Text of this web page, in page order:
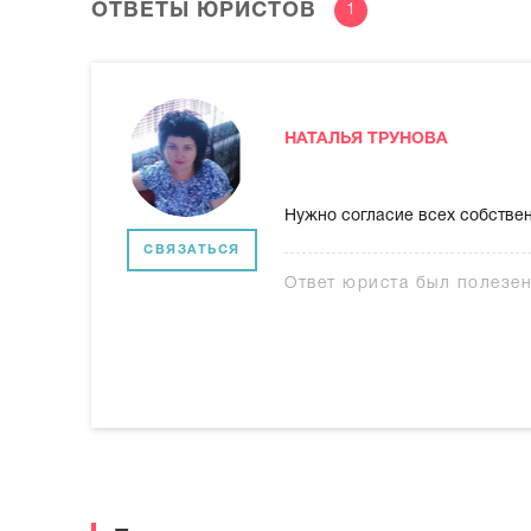
ОТВЕТЫ ЮРИСТОВ 1
СВЯЗАТЬСЯ
НАТАЛЬЯ ТРУНОВА
Нужно согласие всех
Ответ юриста был